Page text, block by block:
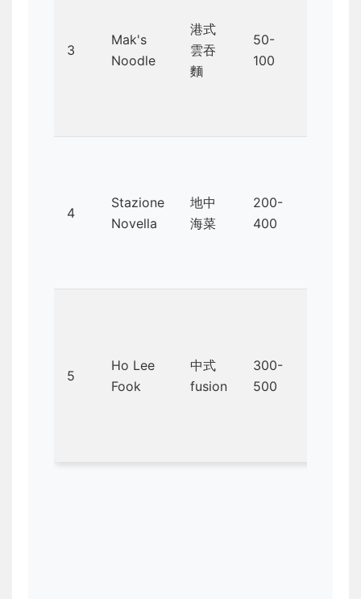
3
Mak's
Noodle
港式
雲吞
麵
50-
100
4
Stazione
Novella
地中
海菜
200-
400
5
Ho Lee
Fook
中式
fusion
300-
500